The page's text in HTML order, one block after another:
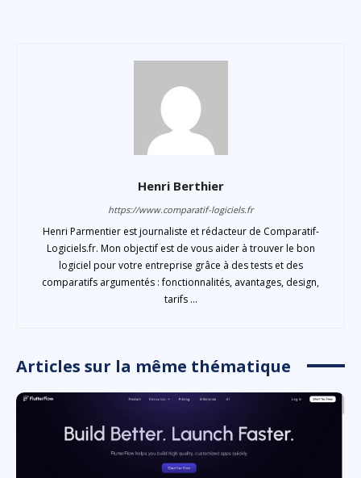
Henri Berthier
https://www.comparatif-logiciels.fr
Henri Parmentier est journaliste et rédacteur de Comparatif-
Logiciels.fr. Mon objectif est de vous aider à trouver le bon
logiciel pour votre entreprise grâce à des tests et des
comparatifs argumentés : fonctionnalités, avantages, design,
tarifs ...
Articles sur la même thématique